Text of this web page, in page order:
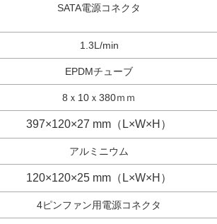
SATA電源コネクタ
1.3L/min
EPDMチューブ
8ｘ10ｘ380ｍｍ
397×120×27 mm（L×W×H）
アルミニウム
120×120×25 mm（L×W×H）
4ピンファン用電源コネクタ